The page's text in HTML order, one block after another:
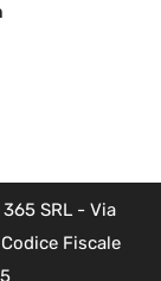
SRL - Via
Fiscale